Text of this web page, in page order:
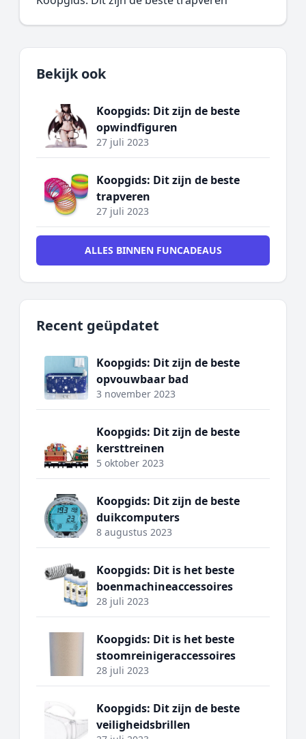
Bekijk ook
Koopgids: Dit zijn de beste
opwindfiguren
27 juli 2023
Koopgids: Dit zijn de beste
trapveren
27 juli 2023
ALLES BINNEN FUNCADEAUS
Recent geüpdatet
Koopgids: Dit zijn de beste
opvouwbaar bad
3 november 2023
Koopgids: Dit zijn de beste
kersttreinen
5 oktober 2023
Koopgids: Dit zijn de beste
duikcomputers
8 augustus 2023
Koopgids: Dit is het beste
boenmachineaccessoires
28 juli 2023
Koopgids: Dit is het beste
stoomreinigeraccessoires
28 juli 2023
Koopgids: Dit zijn de beste
veiligheidsbrillen